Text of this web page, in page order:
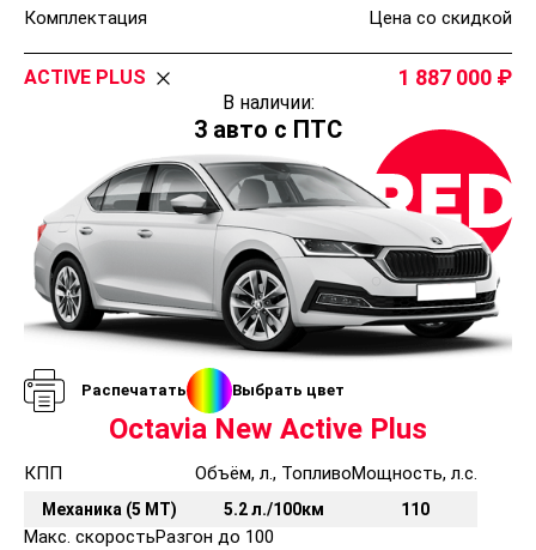
Комплектация Цена со скидкой
ACTIVE PLUS 1 887 000
В наличии:
3 авто с ПТС
Распечатать Выбрать цвет
Octavia New Active Plus
КПП
Механика (5 MT)
Объём, л., Топливо
5.2 л./100км
Мощность, л.с.
110
Макс. скоростьРазгон до 100